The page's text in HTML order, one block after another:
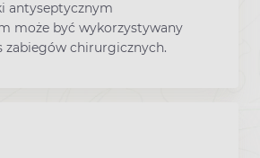
antyseptycznym
może być wykorzystywany
zabiegów chirurgicznych.